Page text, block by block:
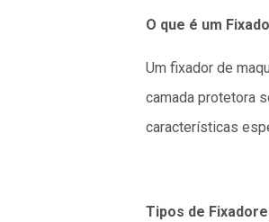
O que é um
Um fixador de
camada protetora
características
Tipos de